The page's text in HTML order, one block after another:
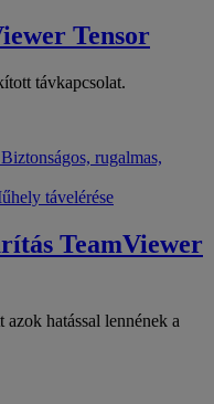
Tensor
távkapcsolat.
Biztonságos, rugalmas,
távelérése
TeamViewer
hatással lennének a